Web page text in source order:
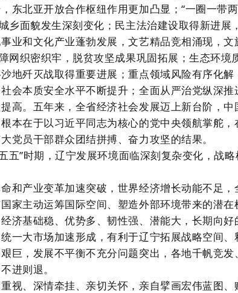
东北亚开放合作枢纽作用更加凸显；“一圈一带
乡面貌发生深刻变化；民主法治建设取得新进展
业和文化产业蓬勃发展，文艺精品竞相涌现，文
网织密织牢，脱贫攻坚成果巩固拓展；生态环境
地歼灭战取得重要进展；重点领域风险有序化解
会本质安全水平不断提升；全面从严治党纵深推
高。五年来，全省经济社会发展迈上新台阶，中
本在于以习近平同志为核心的党中央领航掌舵，
党员干部群众团结拼搏、奋力攻坚的结果。
五”时期，辽宁发展环境面临深刻复杂变化，战
和产业变革加速突破，世界经济增长动能不足，
家主动运筹国际空间、塑造外部环境带来的潜在
济基础稳、优势多、韧性强、潜能大，长期向好
一大市场加速形成，有利于辽宁拓展战略空间、
巨，发展不平衡不充分问题突出，各地千帆竞发
进则退。
视、深情牵挂、亲切关怀，亲自擘画宏伟蓝图、